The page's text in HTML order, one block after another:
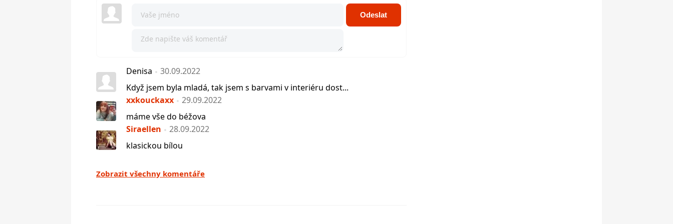
Odeslat
Denisa
30.09.2022
Když jsem byla mladá, tak jsem s barvami v interiéru dost...
xxkouckaxx
29.09.2022
máme vše do béžova
Siraellen
28.09.2022
klasickou bílou
Zobrazit všechny komentáře